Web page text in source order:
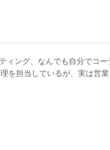
ング、なんでも自分でコー
を担当しているが、実は営